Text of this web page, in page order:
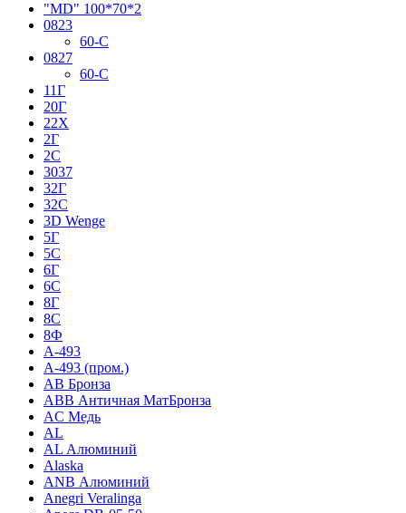
"MD" 100*70*2
0823
60-C
0827
60-C
11Г
20Г
22Х
2Г
2С
3037
32Г
32С
3D Wenge
5Г
5С
6Г
6С
8Г
8С
8Ф
A-493
A-493 (пром.)
AB Бронза
ABB Античная МатБронза
AC Медь
AL
AL Алюминий
Alaska
ANB Алюминий
Anegri Veralinga